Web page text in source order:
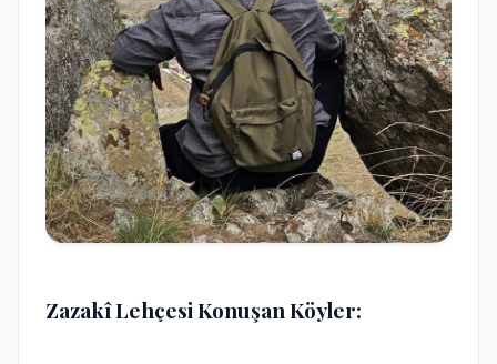
Zazakî Lehçesi Konuşan Köyler: